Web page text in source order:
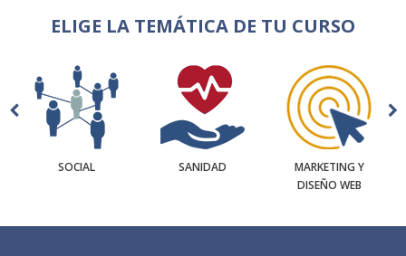
ELIGE LA TEMÁTICA DE TU CURSO
SOCIAL SANIDAD
MARKETING Y
DISEÑO WEB